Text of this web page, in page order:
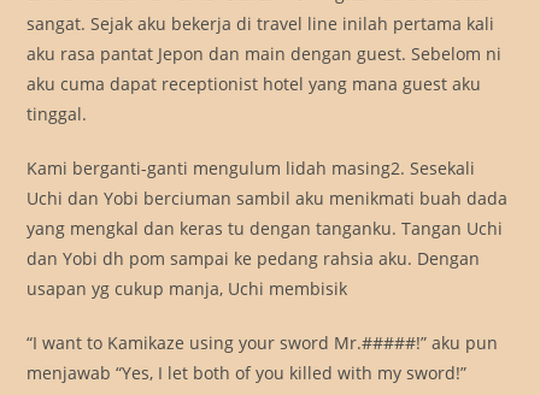
sangat. Sejak aku bekerja di travel line inilah pertama kali
aku rasa pantat Jepon dan main dengan guest. Sebelom ni
aku cuma dapat receptionist hotel yang mana guest aku
tinggal.
Kami berganti-ganti mengulum lidah masing2. Sesekali
Uchi dan Yobi berciuman sambil aku menikmati buah dada
yang mengkal dan keras tu dengan tanganku. Tangan Uchi
dan Yobi dh pom sampai ke pedang rahsia aku. Dengan
usapan yg cukup manja, Uchi membisik
“I want to Kamikaze using your sword Mr.#####!” aku pun
menjawab “Yes, I let both of you killed with my sword!”